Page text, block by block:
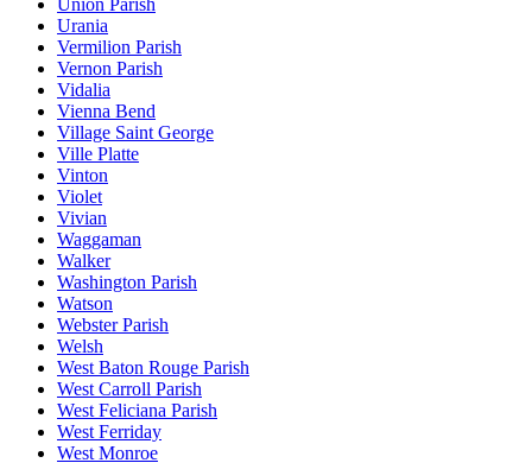
Urania
Vermilion Parish
Vernon Parish
Vidalia
Vienna Bend
Village Saint George
Ville Platte
Vinton
Violet
Vivian
Waggaman
Walker
Washington Parish
Watson
Webster Parish
Welsh
West Baton Rouge Parish
West Carroll Parish
West Feliciana Parish
West Ferriday
West Monroe